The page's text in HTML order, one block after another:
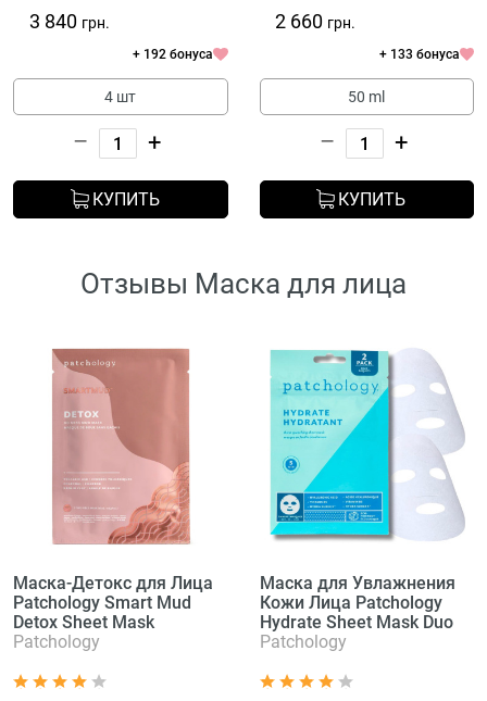
3 840 грн.
+ 192 бонуса
4 шт
– +
КУПИТЬ
2 660 грн.
+ 133 бонуса
50 ml
– +
КУПИТЬ
Отзывы Маска для лица
Маска-Детокс для Лица
Patchology Smart Mud
Detox Sheet Mask
Patchology
Маска для Увлажнения
Кожи Лица Patchology
Hydrate Sheet Mask Duo
Patchology